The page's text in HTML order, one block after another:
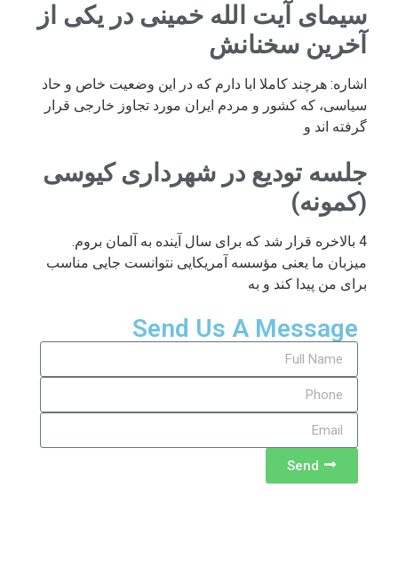
سیمای آیت الله خمینی در یکی از
آخرین سخنانش
اشاره: هرچند کاملا ابا دارم که در این وضعیت خاص و حاد
سیاسی، که کشور و مردم ایران مورد تجاوز خارجی قرار
گرفته اند و
جلسه تودیع در شهرداری کیوسی
(کمونه)
4 بالاخره قرار شد که برای سال آینده به آلمان بروم.
میزبان ما یعنی مؤسسه آمریکایی نتوانست جایی مناسب
برای من پیدا کند و به
Send Us A Message
Send